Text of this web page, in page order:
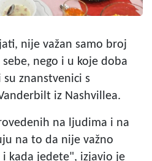
nije važan samo broj
nego i u koje doba
znanstvenici s
iz Nashvillea.
na ljudima i na
na to da nije važno
kada jedete", izjavio je